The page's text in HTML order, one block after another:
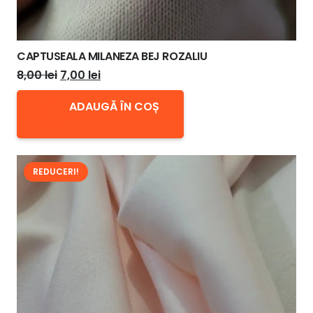
CAPTUSEALA MILANEZA BEJ ROZALIU
8,00lei Prețul
inițial
8,00 lei.
7,00 leiPrețul
curent
este:
ADAUGĂ ÎN COȘ
REDUCERI!